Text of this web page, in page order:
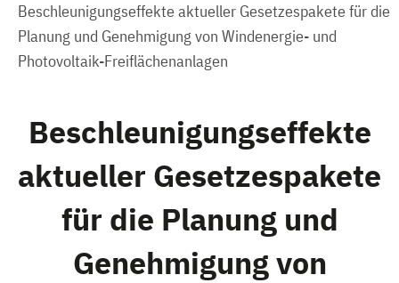
Beschleunigungseffekte aktueller Gesetzespakete für die
Planung und Genehmigung von Windenergie- und
Photovoltaik-Freiflächenanlagen
Beschleunigungseffekte
aktueller Gesetzespakete
für die Planung und
Genehmigung von